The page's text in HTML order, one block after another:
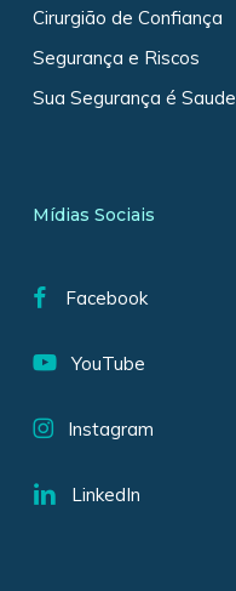
Cirurgião de Confiança
Segurança e Riscos
Sua Segurança é Saude
Mídias Sociais
Facebook
YouTube
Instagram
LinkedIn